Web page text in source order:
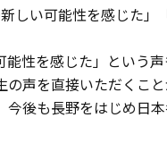
しい可能性を感じた」
性を感じた」という声
声を直接いただくこ
後も長野をはじめ日